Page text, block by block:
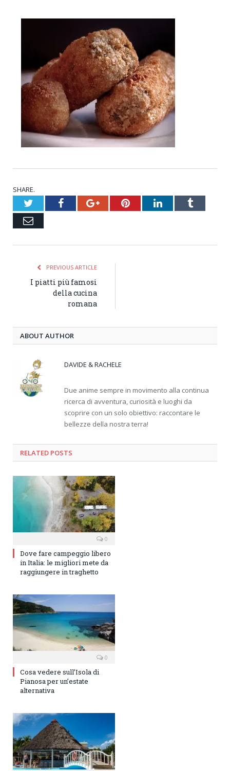
SHARE.
TwitterFacebookGoogle+PinterestLinkedInTumblr
Email
PREVIOUS ARTICLE
I piatti più famosi
della cucina
romana
ABOUT AUTHOR
DAVIDE & RACHELE
Due anime sempre in movimento alla continua
ricerca di avventura, curiosità e luoghi da
scoprire con un solo obiettivo: raccontare le
bellezze della nostra terra!
RELATED POSTS
0
Dove fare campeggio libero
in Italia: le migliori mete da
raggiungere in traghetto
0
Cosa vedere sull’Isola di
Pianosa per un’estate
alternativa